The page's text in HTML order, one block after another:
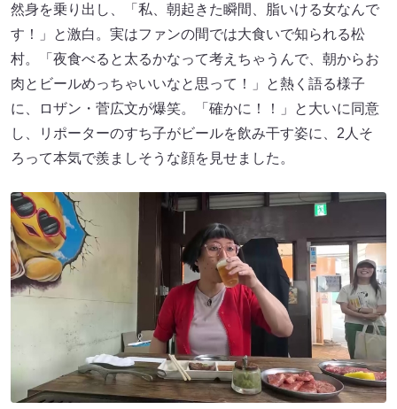
然身を乗り出し、「私、朝起きた瞬間、脂いける女なんで
す！」と激白。実はファンの間では大食いで知られる松
村。「夜食べると太るかなって考えちゃうんで、朝からお
肉とビールめっちゃいいなと思って！」と熱く語る様子
に、ロザン・菅広文が爆笑。「確かに！！」と大いに同意
し、リポーターのすち子がビールを飲み干す姿に、2人そ
ろって本気で羨ましそうな顔を見せました。